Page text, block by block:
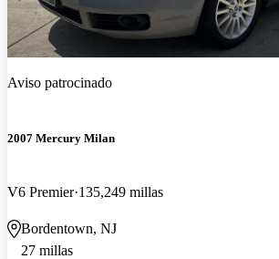
Aviso patrocinado
2007 Mercury Milan
V6 Premier 135,249 millas
Bordentown, NJ
27 millas